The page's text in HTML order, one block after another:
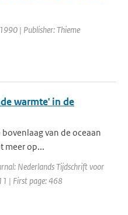
| Publisher: Thieme
warmte' in de
van de oceaan
meer op...
Nederlands Tijdschrift voor
| First page: 468